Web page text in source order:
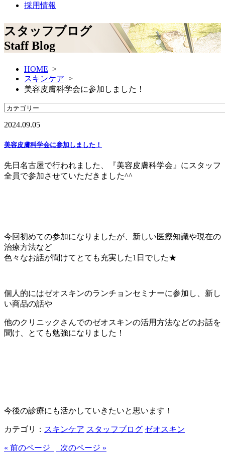
採用情報
スタッフブログ
Staff Blog
HOME >
スキンケア >
美容皮膚科学会に参加しました！
2024.09.05
美容皮膚科学会に参加しました！
先日名古屋で行われました、『美容皮膚科学会』にスタッフ
全員で参加させていただきました^^
今回初めての参加になりましたが、新しい医療知識や現在の
治療方法など
色々なお話が聞けてとても充実した1日でした★
個人的にはゼオスキンのランチョンセミナーに参加し、新し
い商品の話や
他のクリニックさんでのゼオスキンの活用方法などのお話を
聞け、とても勉強になりました！
今後の診療にも活かしていきたいと思います！
カテゴリ： スキンケア スタッフブログ ゼオスキン
« 前のページ 次のページ »